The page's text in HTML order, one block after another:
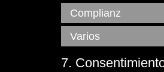
Complianz
Varios
7.